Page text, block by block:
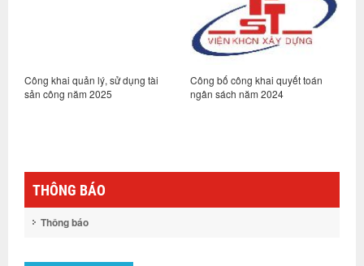
Công khai quản lý, sử dụng tài
sản công năm 2025
Công bố công khai quyết toán
ngân sách năm 2024
THÔNG BÁO
Thông báo